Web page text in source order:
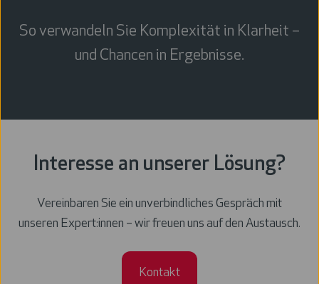
So verwandeln Sie Komplexität in Klarheit –
und Chancen in Ergebnisse.
Interesse an unserer Lösung?
Vereinbaren Sie ein unverbindliches Gespräch mit
unseren Expert:innen – wir freuen uns auf den Austausch.
Kontakt